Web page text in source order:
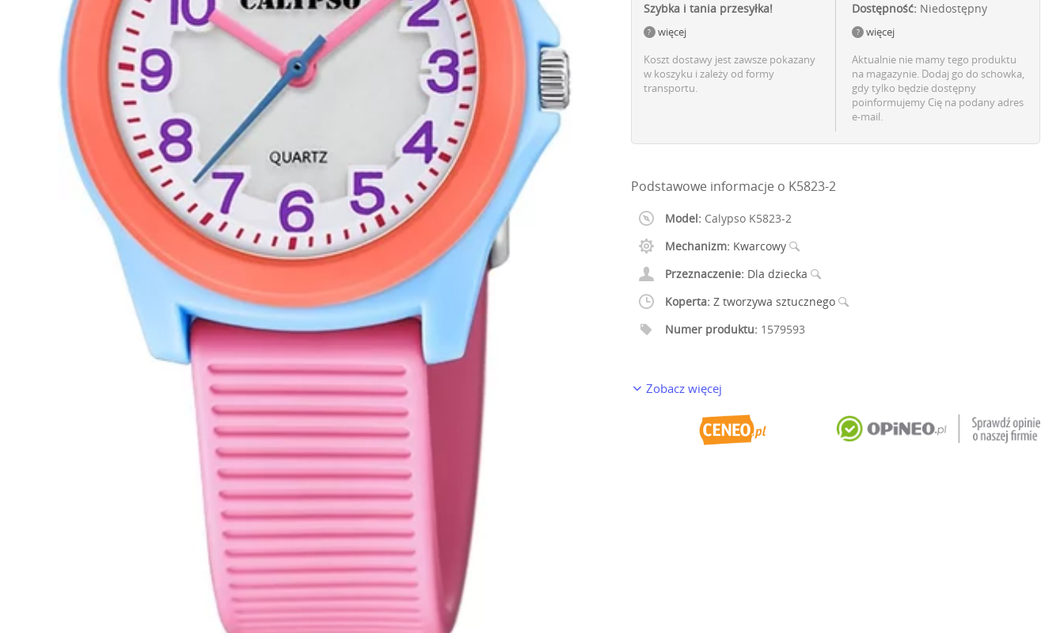
Szybka i tania przesyłka!
więcej
Koszt dostawy jest zawsze pokazany
w koszyku i zależy od formy
transportu.
Dostępność: Niedostępny
więcej
Aktualnie nie mamy tego produktu
na magazynie. Dodaj go do schowka,
gdy tylko będzie dostępny
poinformujemy Cię na podany adres
e-mail.
Podstawowe informacje o K5823-2
Model: Calypso K5823-2
Mechanizm: Kwarcowy
Przeznaczenie: Dla dziecka
Koperta: Z tworzywa sztucznego
Numer produktu: 1579593
Zobacz więcej